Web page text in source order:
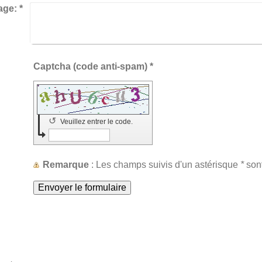
*
Captcha (code anti-spam) *
Veuillez entrer le code.
↺
Remarque : Les champs suivis d'un astérisque *